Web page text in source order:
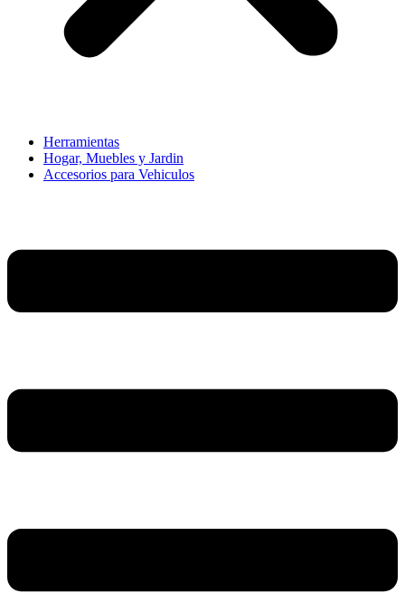
Herramientas
Hogar, Muebles y Jardin
Accesorios para Vehiculos